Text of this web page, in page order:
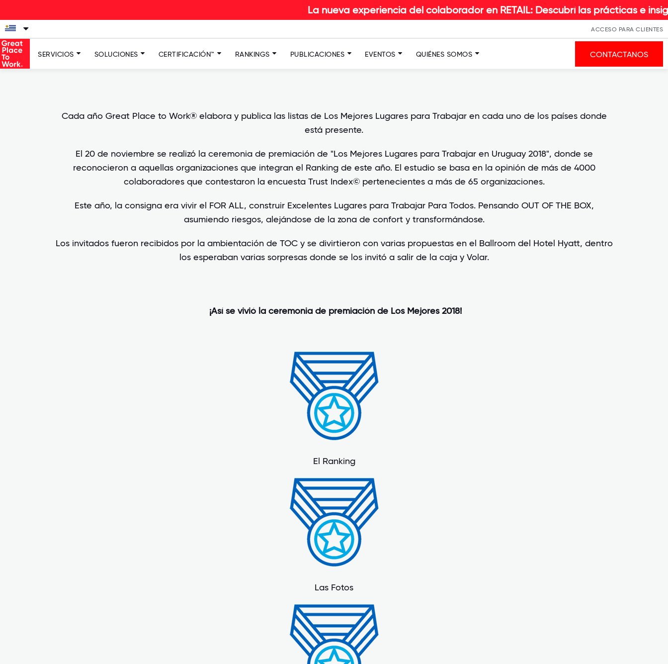
La nueva experiencia del colaborador en RETAIL: Descubrí las prácticas e insights
ACCESO PARA CLIENTES
SERVICIOS SOLUCIONES CERTIFICACIÓN™ RANKINGS PUBLICACIONES EVENTOS QUIÉNES SOMOS CONTACTANOS
Cada año Great Place to Work® elabora y publica las listas de Los Mejores Lugares para Trabajar en cada uno de los países donde
está presente.
El 20 de noviembre se realizó la ceremonia de premiación de "Los Mejores Lugares para Trabajar en Uruguay 2018", donde se
reconocieron a aquellas organizaciones que integran el Ranking de este año. El estudio se basa en la opinión de más de 4000
colaboradores que contestaron la encuesta Trust Index© pertenecientes a más de 65 organizaciones.
Este año, la consigna era vivir el FOR ALL, construir Excelentes Lugares para Trabajar Para Todos. Pensando OUT OF THE BOX,
asumiendo riesgos, alejándose de la zona de confort y transformándose.
Los invitados fueron recibidos por la ambientación de TOC y se divirtieron con varias propuestas en el Ballroom del Hotel Hyatt, dentro
los esperaban varias sorpresas donde se los invitó a salir de la caja y Volar.
¡Así se vivió la ceremonia de premiación de Los Mejores 2018!
El Ranking
Las Fotos